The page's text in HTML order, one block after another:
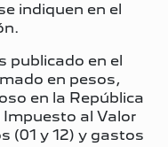
indiquen en el
publicado en el
en pesos,
en la República
Impuesto al Valor
(01 y 12) y gastos